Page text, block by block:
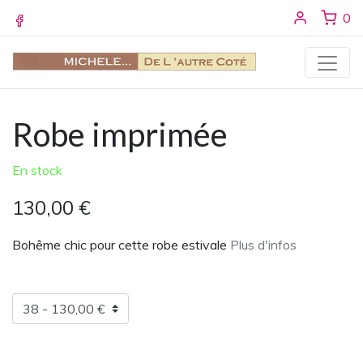
Se 0
Robe imprimée
En stock
130,00 €
Bohême chic pour cette robe estivale Plus d'infos